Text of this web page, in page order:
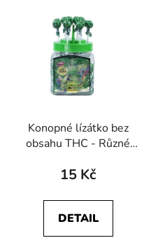
Konopné lízátko bez
obsahu THC - Různé
15 Kč
DETAIL